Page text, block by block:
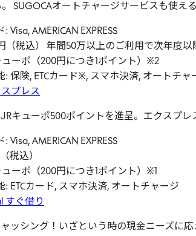
SUGOCAオートチャージサービスも使える
Visa, AMERICAN EXPRESS
（税込） 年間50万以上のご利用で次年度以
ューポ（200円につき1ポイント）※2
: 保険, ETCカード※, スマホ決済, オートチャ
プレス
キューポ500ポイントを進呈。エクスプレ
Visa, AMERICAN EXPRESS
税込）
ーポ（200円につき1ポイント）※1
: ETCカード, スマホ決済, オートチャージ
すぐ借り
ッシング！いざという時の現金ニーズに